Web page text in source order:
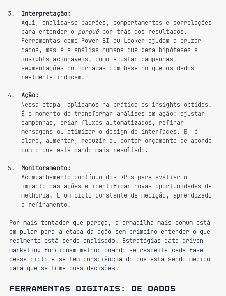
Interpretação:
Aqui, analisa-se padrões, comportamentos e correlações
para entender o porquê por trás dos resultados.
Ferramentas como Power BI ou Looker ajudam a cruzar
dados, mas é a análise humana que gera hipóteses e
insights acionáveis, como ajustar campanhas,
segmentações ou jornadas com base no que os dados
realmente indicam.
Ação:
Nessa etapa, aplicamos na prática os insights obtidos.
É o momento de transformar análises em ação: ajustar
campanhas, criar fluxos automatizados, refinar
mensagens ou otimizar o design de interfaces. E, é
claro, aumentar, reduzir ou cortar orçamento de acordo
com o que está dando mais resultado.
Monitoramento:
Acompanhamento contínuo dos KPIs para avaliar o
impacto das ações e identificar novas oportunidades de
melhoria. É um ciclo constante de medição, aprendizado
e refinamento.
Por mais tentador que pareça, a armadilha mais comum está
em pular para a etapa da ação sem primeiro entender o que
realmente está sendo analisado. Estratégias data driven
marketing funcionam melhor quando se respeita cada fase
desse ciclo e se tem consciência do que está sendo medido
para que se tome boas decisões.
Ferramentas digitais: de dados